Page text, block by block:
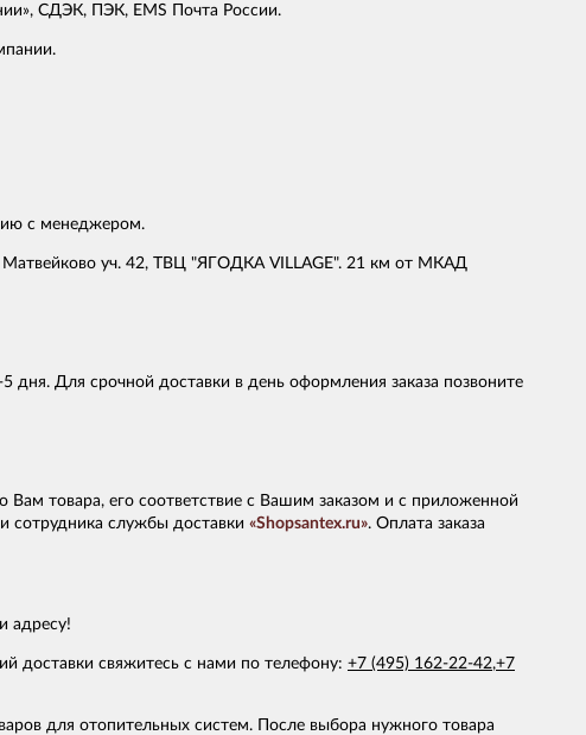
СДЭК, ПЭК, EMS Почта России.
с менеджером.
уч. 42, ТВЦ "ЯГОДКА VILLAGE". 21 км от МКАД
Для срочной доставки в день оформления заказа позвоните
товара, его соответствие с Вашим заказом и с приложенной
сотрудника службы доставки «Shopsantex.ru». Оплата заказа
адресу!
доставки свяжитесь с нами по телефону: +7 (495) 162-22-42,+7
для отопительных систем. После выбора нужного товара